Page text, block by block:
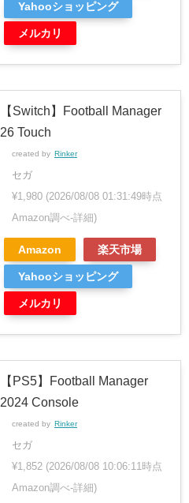
Yahooショッピング
メルカリ
【Switch】Football Manager
26 Touch
created by Rinker
セガ
¥1,980 (2026/08/08 01:31:49時点
Amazon調べ-詳細)
Amazon 楽天市場
Yahooショッピング
メルカリ
【PS5】Football Manager
2024 Console
created by Rinker
セガ
¥1,852 (2026/08/08 10:06:11時点
Amazon調べ-詳細)